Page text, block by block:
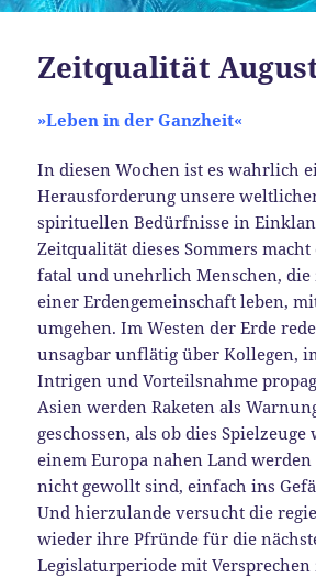
Zeitqualität
»Leben in der Ganzheit«
In diesen Wochen ist es wahrlich
Herausforderung unsere
spirituellen Bedürfnisse in
Zeitqualität dieses Sommers
fatal und unehrlich Menschen, die
einer Erdengemeinschaft leben,
umgehen. Im Westen der Erde
unsagbar unflätig über Kollegen,
Intrigen und Vorteilsnahme
Asien werden Raketen als
geschossen, als ob dies
einem Europa nahen Land werden
nicht gewollt sind, einfach ins
Und hierzulande versucht die
wieder ihre Pfründe für die
Legislaturperiode mit